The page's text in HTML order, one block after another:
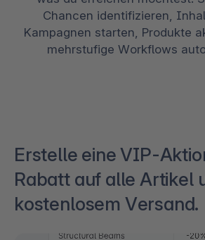
Chancen identifizieren,
Kampagnen starten, Produkte
mehrstufige Workflows
Erstelle eine VIP-
Rabatt auf alle Artikel
kostenlosem Versand.